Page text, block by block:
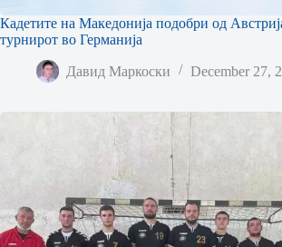
Кадетите на Македонија подобри од
турнирот во Германија
Давид Маркоски December 27,